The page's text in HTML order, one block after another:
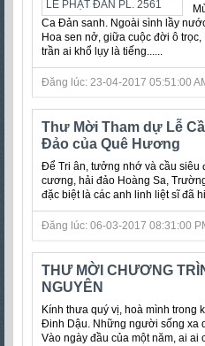
Ca Đản sanh. Ngoài sình lầy
Hoa sen nở, giữa cuộc đời ô
trần ai khổ lụy là tiếng......
Đăng lúc: 23-04-2017 05:51:00
Thư Mời Tham dự Lễ
Đảo của Quê Hương
Để Tri ân, tưởng nhớ và cầu siêu
cương, hải đảo Hoàng Sa,
đặc biệt là các anh linh liệt sĩ đã
Đăng lúc: 06-03-2017 08:31:00
THƯ MỜI CHƯƠNG
NGUYÊN
Kính thưa quý vị, hoà mình trong
Đinh Dậu. Những người sống xa
Vào ngày đầu của một năm, ai ai